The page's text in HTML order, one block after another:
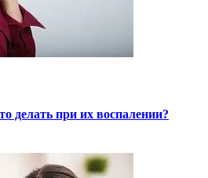
делать при их воспалении?